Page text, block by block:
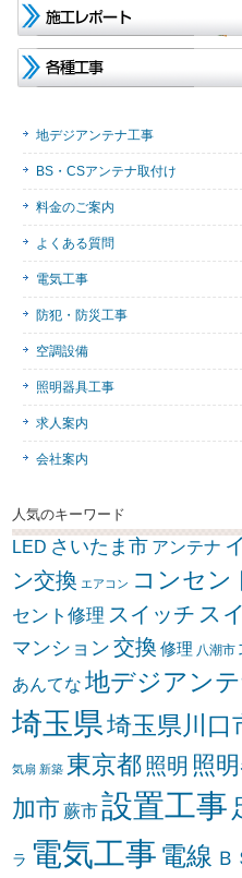
地デジアンテナ工事
BS・CSアンテナ取付け
料金のご案内
よくある質問
電気工事
防犯・防災工事
空調設備
照明器具工事
求人案内
会社案内
人気のキーワード
LED さいたま市 アンテナ
ン交換 エアコン コンセン
セント修理 スイッチ ス
マンション 交換 修理 八潮市
あんてな 地デジアン
埼玉県埼玉県川口
気扇 新築 東京都照明 照
加市 蕨市設置工事
ラ 電気工事 電線 Ｂ